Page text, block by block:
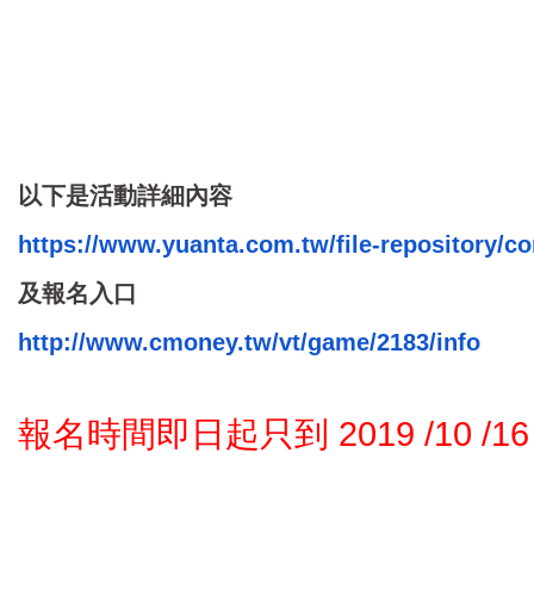
以下是活動詳細內容
https://www.yuanta.com.tw/file-repository/
及報名入口
http://www.cmoney.tw/vt/game/2183/info
報名時間即日起只到 2019 /10 /